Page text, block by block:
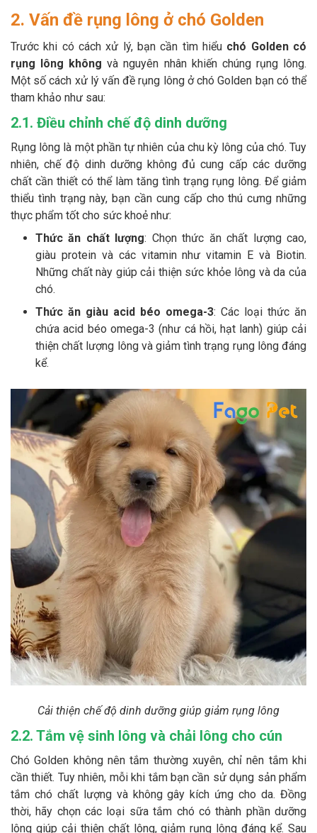
2. Vấn đề rụng lông ở chó Golden
Trước khi có cách xử lý, bạn cần tìm hiểu chó Golden có
rụng lông không và nguyên nhân khiến chúng rụng lông.
Một số cách xử lý vấn đề rụng lông ở chó Golden bạn có thể
tham khảo như sau:
2.1. Điều chỉnh chế độ dinh dưỡng
Rụng lông là một phần tự nhiên của chu kỳ lông của chó. Tuy
nhiên, chế độ dinh dưỡng không đủ cung cấp các dưỡng
chất cần thiết có thể làm tăng tình trạng rụng lông. Để giảm
thiểu tình trạng này, bạn cần cung cấp cho thú cưng những
thực phẩm tốt cho sức khoẻ như:
Thức ăn chất lượng: Chọn thức ăn chất lượng cao,
giàu protein và các vitamin như vitamin E và Biotin.
Những chất này giúp cải thiện sức khỏe lông và da của
chó.
Thức ăn giàu acid béo omega-3: Các loại thức ăn
chứa acid béo omega-3 (như cá hồi, hạt lanh) giúp cải
thiện chất lượng lông và giảm tình trạng rụng lông đáng
kể.
Cải thiện chế độ dinh dưỡng giúp giảm rụng lông
2.2. Tắm vệ sinh lông và chải lông cho cún
Chó Golden không nên tắm thường xuyên, chỉ nên tắm khi
cần thiết. Tuy nhiên, mỗi khi tắm bạn cần sử dụng sản phẩm
tắm chó chất lượng và không gây kích ứng cho da. Đồng
thời, hãy chọn các loại sữa tắm chó có thành phần dưỡng
lông giúp cải thiện chất lông, giảm rụng lông đáng kể. Sau